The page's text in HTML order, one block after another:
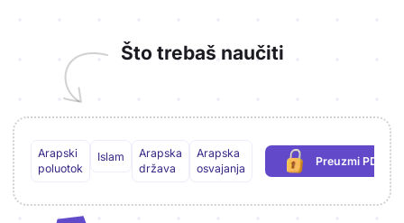
Što trebaš naučiti
Arapski
poluotok
Islam
Arapska
država
Arapska
osvajanja
Preuzmi PDF
(potrebna